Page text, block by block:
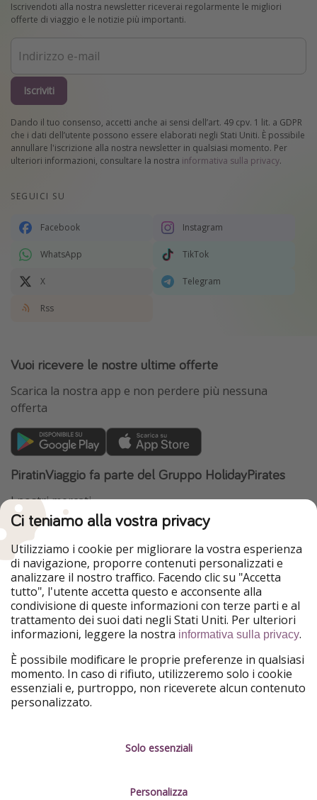
Iscrivendoti alla nostra newsletter riceverai regolarmente le migliori
offerte di viaggio e le notizie più importanti.
Iscriviti
Dando il tuo consenso, accetti anche ai sensi dell’art. 49 cpv. 1 lit. a GDPR
che i dati dell’utente possono essere elaborati negli Stati Uniti. È possibile
annullare l'iscrizione alla nostra newsletter in qualsiasi momento. Per
ulteriori informazioni, consultare la nostra informativa sulla privacy.
SEGUICI SU
Facebook Instagram
WhatsApp TikTok
X Telegram
Rss
Vuoi ricevere le nostre ultime offerte
Scarica la nostra app e non perdere più nessuna
offerta
PiratinViaggio fa parte del Gruppo HolidayPirates
I nostri mercati
HolidayPirates
VakantiePiraten
WakacyjniPiraci
Ferienpiraten
Urlaubspiraten
Urlaubspiraten
ViajerosPiratas
TravelPirates
Il nostro gruppo
HolidayPirates Group
Conoscici meglio
Chi siamo
Lavora con noi
Informazioni legali
Termini d' Uso
Ci teniamo alla vostra privacy
Utilizziamo i cookie per migliorare la vostra esperienza
di navigazione, proporre contenuti personalizzati e
analizzare il nostro traffico. Facendo clic su "Accetta
tutto", l'utente accetta questo e acconsente alla
condivisione di queste informazioni con terze parti e al
trattamento dei suoi dati negli Stati Uniti. Per ulteriori
informazioni, leggere la nostra informativa sulla privacy.
È possibile modificare le proprie preferenze in qualsiasi
momento. In caso di rifiuto, utilizzeremo solo i cookie
essenziali e, purtroppo, non riceverete alcun contenuto
personalizzato.
Solo essenziali
Personalizza